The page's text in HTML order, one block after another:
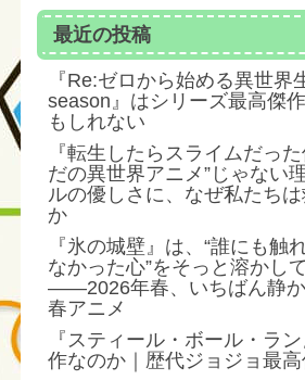
最近の投稿
『Re:ゼロから始める異世界
season』はシリーズ最高傑
もしれない
『転生したらスライムだっ
だの異世界アニメ”じゃない
ルの優しさに、なぜ私たち
か
『氷の城壁』は、“誰にも触
なかった心”をそっと溶かし
――2026年春、いちばん静
春アニメ
『スティール・ボール・ラ
作なのか｜歴代ジョジョ最